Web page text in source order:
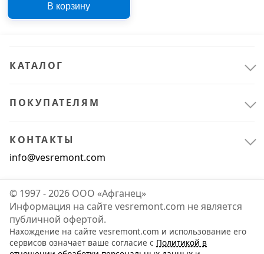
В корзину
КАТАЛОГ
ПОКУПАТЕЛЯМ
КОНТАКТЫ
info@vesremont.com
© 1997 - 2026 ООО «Афганец»
Информация на сайте vesremont.com не является
публичной офертой.
Нахождение на сайте vesremont.com и использование его
сервисов означает ваше согласие с Политикой в